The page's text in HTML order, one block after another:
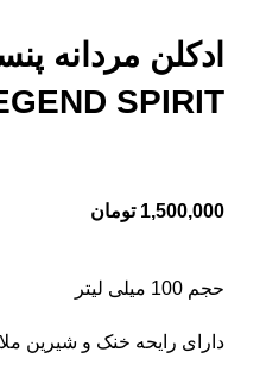
ادکلن مردانه
SPIRIT
1,500,000 تومان
حجم 100 میلی لیتر
دارای رایحه خنک و شیرین